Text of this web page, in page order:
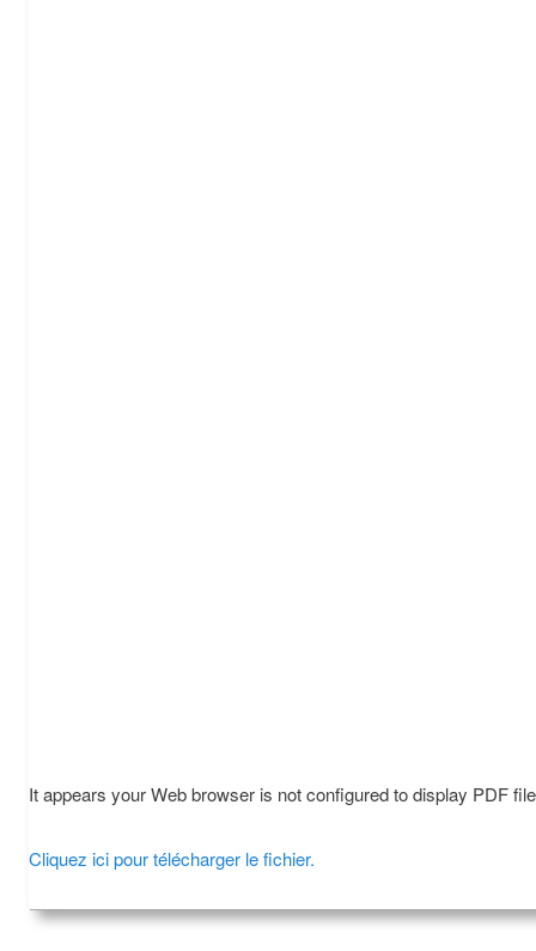
It appears your Web browser is not configured to display PDF
Cliquez ici pour télécharger le fichier.